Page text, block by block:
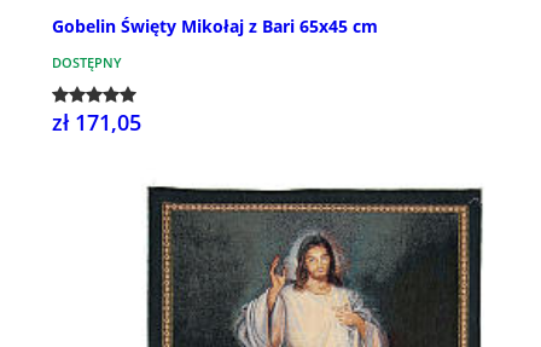
Gobelin Święty Mikołaj z Bari 65x45 cm
DOSTĘPNY
zł 171,05